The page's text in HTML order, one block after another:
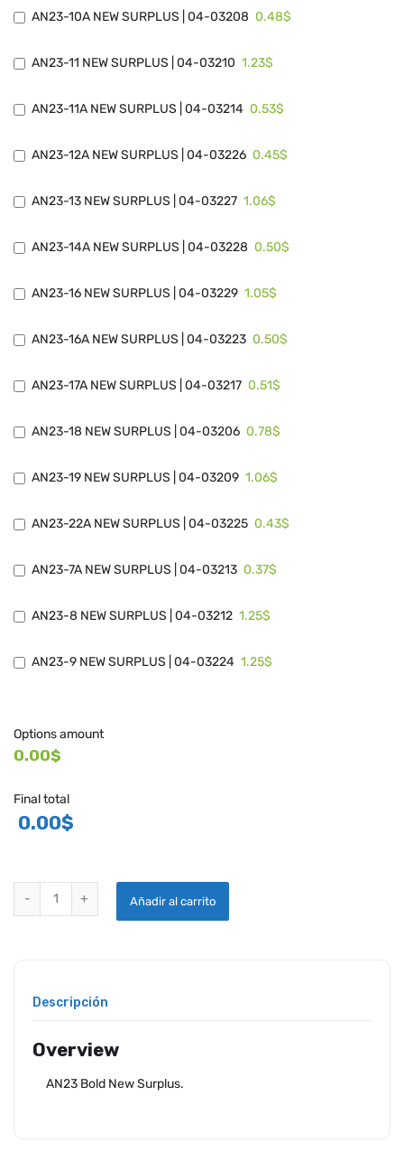
AN23-10A NEW SURPLUS | 04-03208 0.48$
AN23-11 NEW SURPLUS | 04-03210 1.23$
AN23-11A NEW SURPLUS | 04-03214 0.53$
AN23-12A NEW SURPLUS | 04-03226 0.45$
AN23-13 NEW SURPLUS | 04-03227 1.06$
AN23-14A NEW SURPLUS | 04-03228 0.50$
AN23-16 NEW SURPLUS | 04-03229 1.05$
AN23-16A NEW SURPLUS | 04-03223 0.50$
AN23-17A NEW SURPLUS | 04-03217 0.51$
AN23-18 NEW SURPLUS | 04-03206 0.78$
AN23-19 NEW SURPLUS | 04-03209 1.06$
AN23-22A NEW SURPLUS | 04-03225 0.43$
AN23-7A NEW SURPLUS | 04-03213 0.37$
AN23-8 NEW SURPLUS | 04-03212 1.25$
AN23-9 NEW SURPLUS | 04-03224 1.25$
Options amount
0.00$
Final total
0.00$
AN23 BOLTS (10-32) - NEW SURPLUS quantity
Añadir al carrito
Descripción
Overview
AN23 Bold New Surplus.